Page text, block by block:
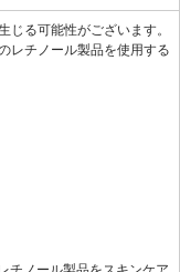
じる可能性がございます。
レチノール製品を使用する